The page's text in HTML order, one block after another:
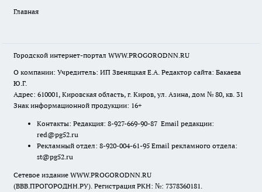
Главная
Городской интернет-портал WWW.PROGORODNN.RU
О компании: Учредитель: ИП Звеняцкая Е.А. Редактор сайта: Бакаева
Ю.Г.
Адрес: 610001, Кировская область, г. Киров, ул. Азина, дом № 80, кв. 31
Знак информационной продукции: 16+
Контакты: Редакция: 8-927-669-90-87 Email редакции:
red@pg52.ru
Рекламный отдел: 8-920-004-61-95 Email рекламного отдела:
st@pg52.ru
Сетевое издание WWW.PROGORODNN.RU
(ВВВ.ПРОГОРОДНН.РУ). Регистрация РКН: №: 7378360181.